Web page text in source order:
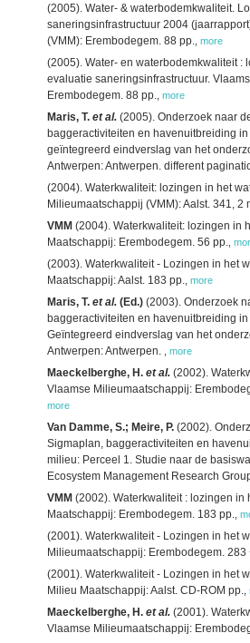
(2005). Water- & waterbodemkwaliteit.
saneringsinfrastructuur 2004
(VMM): Erembodegem. 88 pp. more
(2005). Water- en waterbodemkwaliteit :
evaluatie saneringsinfrastructuur.
Erembodegem. 88 pp. more
Maris, T. et al. (2005). Onderzoek naar
baggeractiviteiten en havenuitbreiding
geïntegreerd eindverslag van het
Antwerpen: Antwerpen. different
(2004). Waterkwaliteit: lozingen in het
Milieumaatschappij (VMM): Aalst. 341, 2
VMM (2004). Waterkwaliteit: lozingen in
Maatschappij: Erembodegem. 56 pp.
(2003). Waterkwaliteit - Lozingen in het
Maatschappij: Aalst. 183 pp. more
Maris, T. et al. (Ed.) (2003). Onderzoek
baggeractiviteiten en havenuitbreiding
Geïntegreerd eindverslag van het
Antwerpen: Antwerpen.
more
Maeckelberghe, H. et al. (2002).
Vlaamse Milieumaatschappij:
more
Van Damme, S.; Meire, P. (2002).
Sigmaplan, baggeractiviteiten en
milieu: Perceel 1. Studie naar de
Ecosystem Management Research
VMM (2002). Waterkwaliteit : lozingen in
Maatschappij: Erembodegem. 183 pp.
(2001). Waterkwaliteit - Lozingen in het
Milieumaatschappij: Erembodegem.
(2001). Waterkwaliteit - Lozingen in het
Milieu Maatschappij: Aalst. CD-ROM pp.
Maeckelberghe, H. et al. (2001).
Vlaamse Milieumaatschappij: